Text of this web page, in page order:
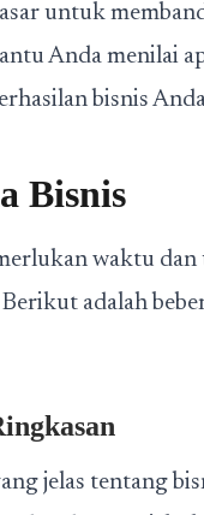
untuk
Anda menilai
bisnis
Bisnis
waktu dan
adalah
jelas tentang